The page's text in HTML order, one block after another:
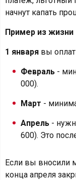
начнут капать
Пример из жизни
1 января вы
Февраль -
000).
Март -
Апрель -
600). Это
Если вы вносили
конца апреля